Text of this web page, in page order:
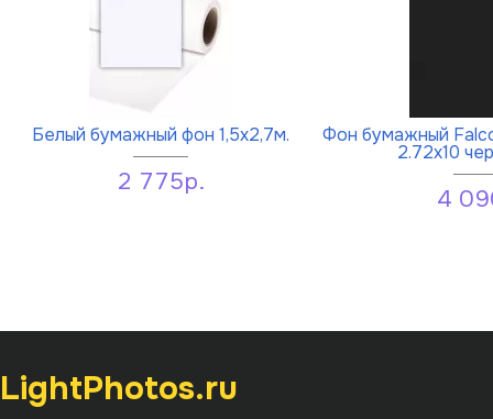
Белый бумажный фон 1,5х2,7м.
2 775р.
Фон бумажный
2.72x10
4
LightPhotos.ru